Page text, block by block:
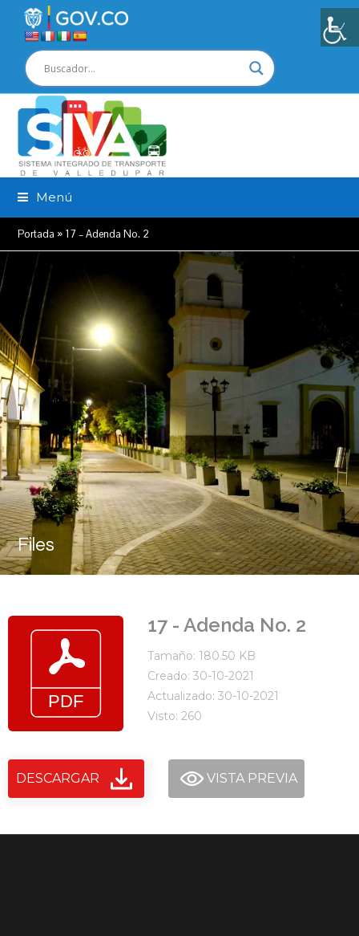
Menú
Portada » 17 – Adenda No. 2
Files
17 - Adenda No. 2
Tamaño: 180.50 KB
Creado: 30-10-2021
Actualizado: 30-10-2021
Visto: 260
DESCARGAR VISTA PREVIA